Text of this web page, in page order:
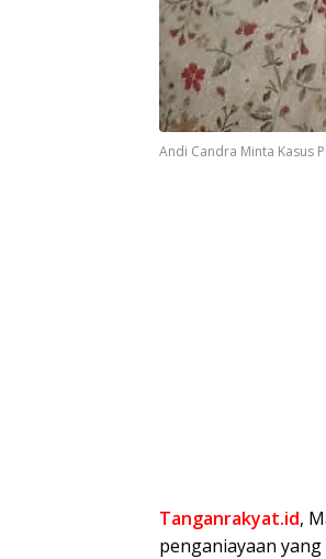
Andi Candra Minta Kasus
Tanganrakyat.id,
penganiayaan